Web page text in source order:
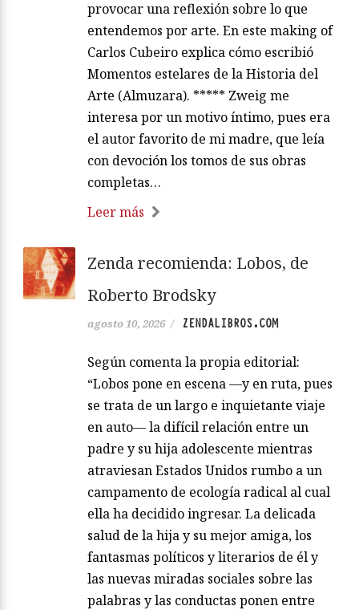
provocar una reflexión sobre lo que
entendemos por arte. En este making of
Carlos Cubeiro explica cómo escribió
Momentos estelares de la Historia del
Arte (Almuzara). ***** Zweig me
interesa por un motivo íntimo, pues era
el autor favorito de mi madre, que leía
con devoción los tomos de sus obras
completas…
Leer más
Zenda recomienda: Lobos, de
Roberto Brodsky
agosto 10, 2026 / ZENDALIBROS.COM
Según comenta la propia editorial:
“Lobos pone en escena —y en ruta, pues
se trata de un largo e inquietante viaje
en auto— la difícil relación entre un
padre y su hija adolescente mientras
atraviesan Estados Unidos rumbo a un
campamento de ecología radical al cual
ella ha decidido ingresar. La delicada
salud de la hija y su mejor amiga, los
fantasmas políticos y literarios de él y
las nuevas miradas sociales sobre las
palabras y las conductas ponen entre